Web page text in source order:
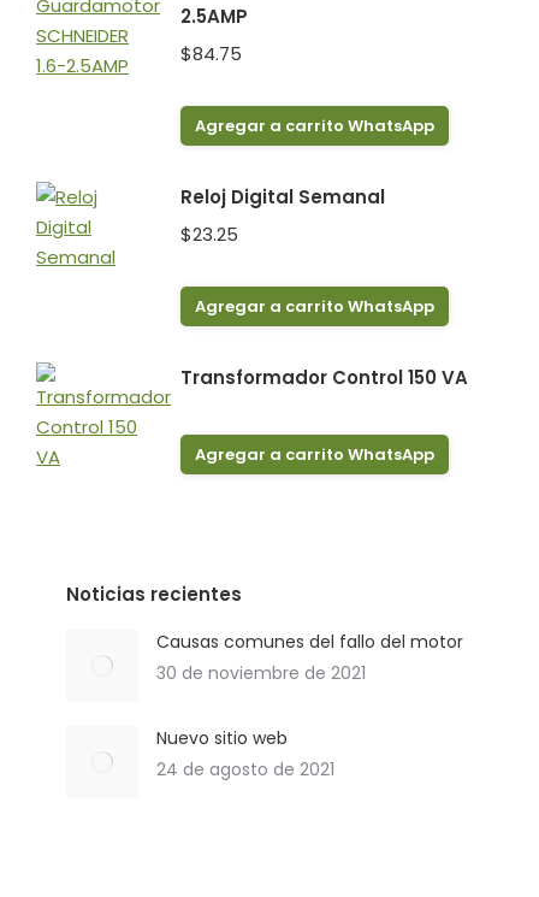
2.5AMP
$84.75
Agregar a carrito WhatsApp
Reloj Digital Semanal
$23.25
Agregar a carrito WhatsApp
Transformador Control 150 VA
Agregar a carrito WhatsApp
Noticias recientes
Causas comunes del fallo del motor
30 de noviembre de 2021
Nuevo sitio web
24 de agosto de 2021